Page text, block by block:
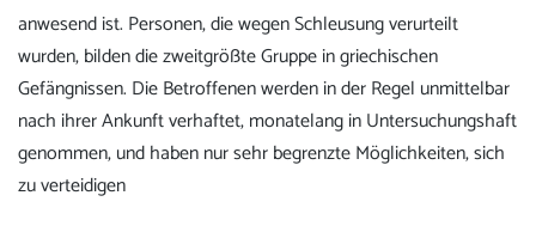
anwesend ist. Personen, die wegen Schleusung verurteilt
wurden, bilden die zweitgrößte Gruppe in griechischen
Gefängnissen. Die Betroffenen werden in der Regel unmittelbar
nach ihrer Ankunft verhaftet, monatelang in Untersuchungshaft
genommen, und haben nur sehr begrenzte Möglichkeiten, sich
zu verteidigen